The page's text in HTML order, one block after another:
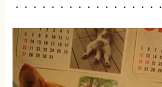
・・・・・・・・・・・・・・・・・